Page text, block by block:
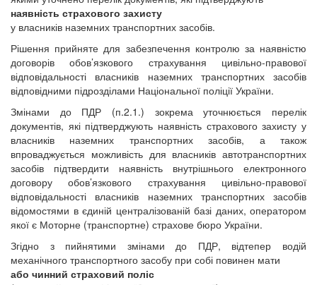
наявність страхового захисту
у власників наземних транспортних засобів.
Рішення прийняте для забезпечення контролю за наявністю
договорів обов’язкового страхування цивільно-правової
відповідальності власників наземних транспортних засобів
відповідними підрозділами Національної поліції України.
Змінами до ПДР (п.2.1.) зокрема уточнюється перелік
документів, які підтверджують наявність страхового захисту у
власників наземних транспортних засобів, а також
впроваджується можливість для власників автотранспортних
засобів підтвердити наявність внутрішнього електронного
договору обов’язкового страхування цивільно-правової
відповідальності власників наземних транспортних засобів
відомостями в єдиній централізованій базі даних, оператором
якої є Моторне (транспортне) страхове бюро України.
Згідно з пийнятими змінами до ПДР, відтепер водій
механічного транспортного засобу при собі повинен мати
або чинний страховий поліс